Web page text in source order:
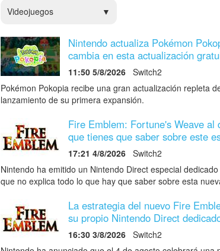
Videojuegos
Nintendo actualiza Pokémon
cambia en esta actualización
11:50 5/8/2026 Switch2
Pokémon Pokopia recibe una gran actualización repleta
lanzamiento de su primera expansión.
Fire Emblem: Fortune's Weave
que tienes que saber sobre este
17:21 4/8/2026 Switch2
Nintendo ha emitido un Nintendo Direct especial
que no explica todo lo que hay que saber sobre esta
La estrategia del nuevo Fire
su propio Nintendo Direct
16:30 3/8/2026 Switch2